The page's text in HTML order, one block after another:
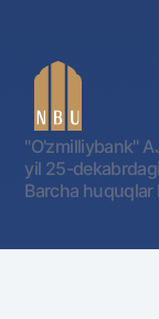
"O'zmilliybank"
yil 25-
Barcha